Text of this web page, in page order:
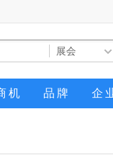
机 品牌 企